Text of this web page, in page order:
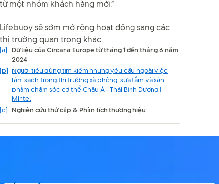
từ một nhóm khách hàng mới.”
Lifebuoy sẽ sớm mở rộng hoạt động sang các
thị trường quan trọng khác.
[a]
Dữ liệu của Circana Europe từ tháng 1 đến tháng 6 năm
2024
[b]
Người tiêu dùng tìm kiếm những yêu cầu ngoài việc
làm sạch trong thị trường xà phòng, sữa tắm và sản
phẩm chăm sóc cơ thể Châu Á - Thái Bình Dương |
Mintel
[c]
Nghiên cứu thứ cấp & Phân tích thương hiệu